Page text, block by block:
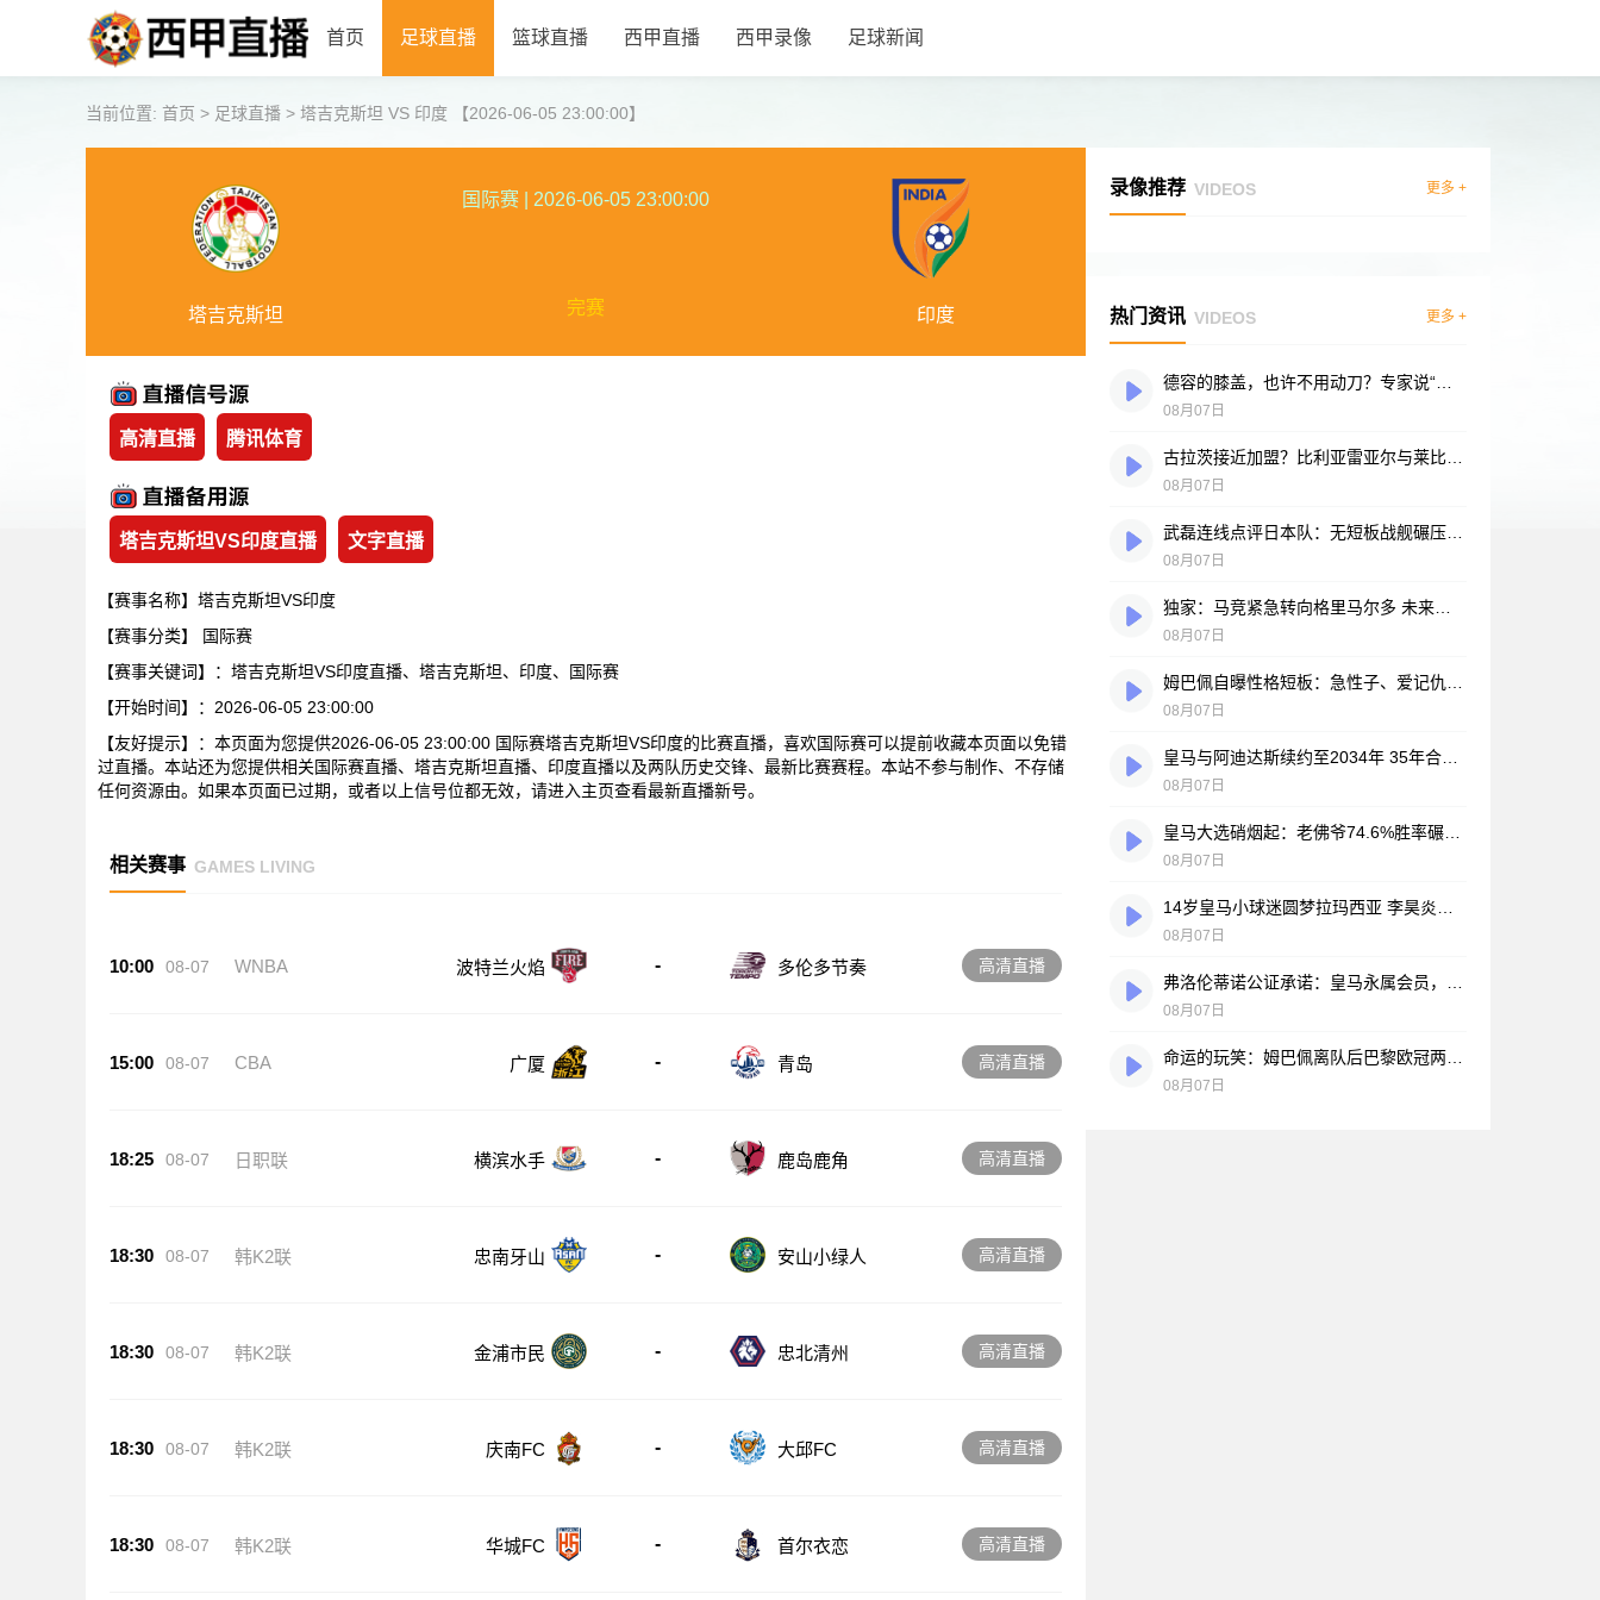
首页 足球直播 篮球直播 西甲直播 西甲录像 足球新闻
当前位置: 首页 > 足球直播 > 塔吉克斯坦 VS 印度 【2026-06-05 23:00:00】
塔吉克斯坦
国际赛 2026-06-05 23:00:00
完赛 印度
高清直播 腾讯体育
塔吉克斯坦VS印度直播 文字直播
【赛事名称】塔吉克斯坦VS印度
【赛事分类】
国际赛
【赛事关键词】：塔吉克斯坦VS印度直播、塔吉克斯坦、印度、国际赛
【开始时间】：2026-06-05 23:00:00
【友好提示】：本页面为您提供2026-06-05 23:00:00 国际赛塔吉克斯坦VS印度的比赛直播，喜欢国际赛可以提前收藏本页面以免错
过直播。本站还为您提供相关国际赛直播、塔吉克斯坦直播、印度直播以及两队历史交锋、最新比赛赛程。本站不参与制作、不存储
任何资源由。如果本页面已过期，或者以上信号位都无效，请进入主页查看最新直播新号。
相关赛事 GAMES LIVING
10:00 08-07 WNBA 波特兰火焰 - 多伦多节奏 高清直播
15:00 08-07 CBA 广厦 - 青岛 高清直播
18:25 08-07 日职联 横滨水手 - 鹿岛鹿角 高清直播
18:30 08-07 韩K2联 忠南牙山 - 安山小绿人 高清直播
18:30 08-07 韩K2联 金浦市民 - 忠北清州 高清直播
18:30 08-07 韩K2联 庆南FC - 大邱FC 高清直播
18:30 08-07 韩K2联 华城FC - 首尔衣恋 高清直播
录像推荐 VIDEOS 更多 +
热门资讯 VIDEOS 更多 +
08月07日
08月07日
08月07日
08月07日
08月07日
08月07日
08月07日
08月07日
08月07日
08月07日